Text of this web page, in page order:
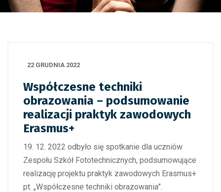
22 GRUDNIA 2022
Współczesne techniki
obrazowania – podsumowanie
realizacji praktyk zawodowych
Erasmus+
19. 12. 2022 odbyło się spotkanie dla uczniów
Zespołu Szkół Fototechnicznych, podsumowujące
realizację projektu praktyk zawodowych Erasmus+
pt. „Współczesne techniki obrazowania”.